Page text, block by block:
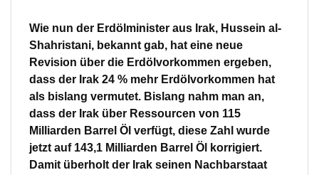
Wie nun der Erdölminister aus Irak, Hussein al-
Shahristani, bekannt gab, hat eine neue
Revision über die Erdölvorkommen ergeben,
dass der Irak 24 % mehr Erdölvorkommen hat
als bislang vermutet. Bislang nahm man an,
dass der Irak über Ressourcen von 115
Milliarden Barrel Öl verfügt, diese Zahl wurde
jetzt auf 143,1 Milliarden Barrel Öl korrigiert.
Damit überholt der Irak seinen Nachbarstaat